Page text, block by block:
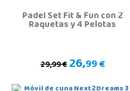
Padel Set Fit & Fun con 2
Raquetas y 4 Pelotas
29,99 €26,99 €